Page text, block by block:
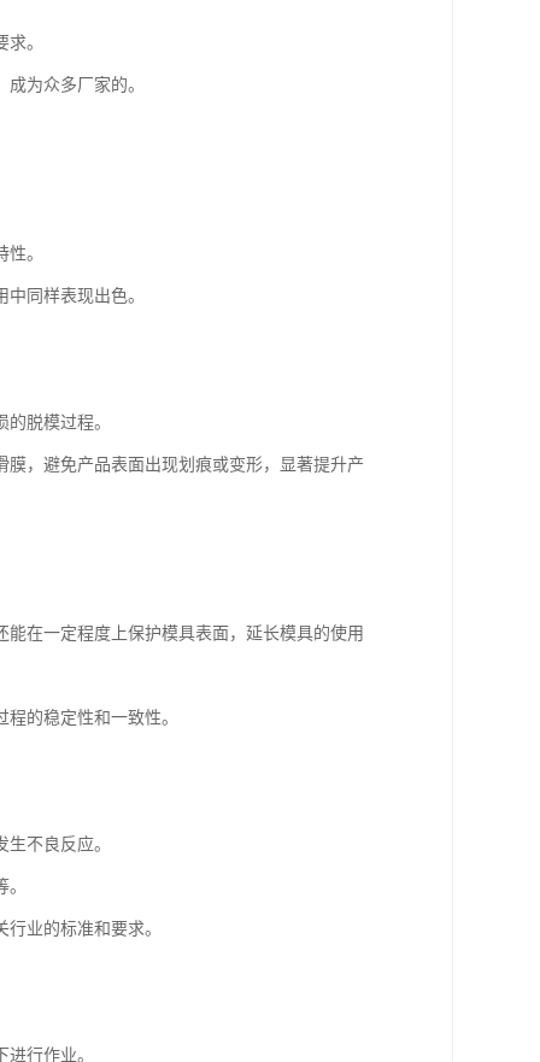
。
为众多厂家的。
。
同样表现出色。
脱模过程。
，避免产品表面出现划痕或变形，显著提升产
在一定程度上保护模具表面，延长模具的使用
的稳定性和一致性。
不良反应。
业的标准和要求。
行作业。